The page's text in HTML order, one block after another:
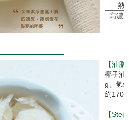
熱
高濃
【油
椰子油
g、氫
約
【